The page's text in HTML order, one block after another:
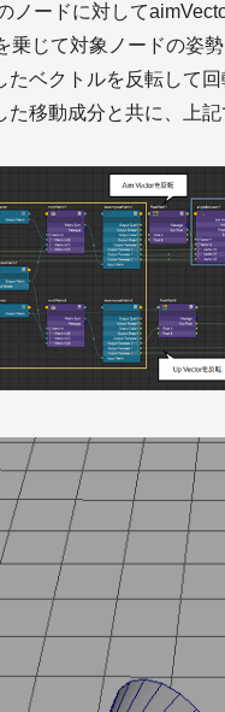
ノードに対して
乗じて対象ノードの姿
たベクトルを反転して
た移動成分と共に、上